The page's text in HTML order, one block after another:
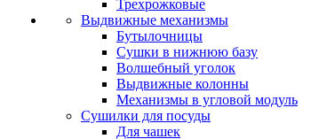
Трехрожковые
Выдвижные механизмы
Бутылочницы
Сушки в нижнюю базу
Волшебный уголок
Выдвижные колонны
Механизмы в угловой модуль
Сушилки для посуды
Для чашек